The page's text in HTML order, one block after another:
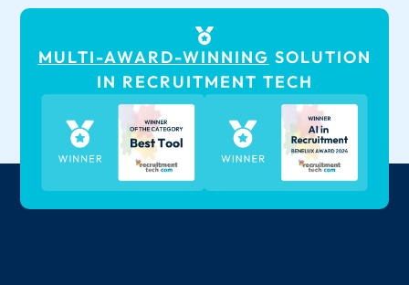
MULTI-AWARD-WINNING SOLUTION
IN RECRUITMENT TECH